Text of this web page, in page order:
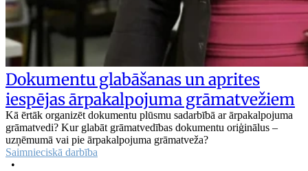
Dokumentu glabāšanas un aprites
iespējas ārpakalpojuma grāmatvežiem
Kā ērtāk organizēt dokumentu plūsmu sadarbībā ar ārpakalpojuma
grāmatvedi? Kur glabāt grāmatvedības dokumentu oriģinālus –
uzņēmumā vai pie ārpakalpojuma grāmatveža?
Saimnieciskā darbība
•